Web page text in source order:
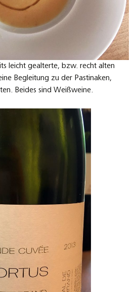
leicht gealterte, bzw. recht alten
Begleitung zu der Pastinaken,
Beides sind Weißweine.